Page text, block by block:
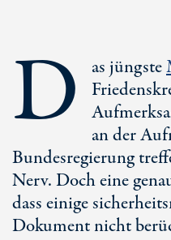
D as jüngste
an der
Bundesregierung
Nerv. Doch eine
dass einige
Dokument nicht